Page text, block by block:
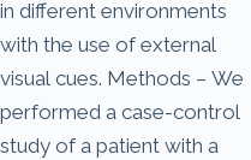
in different environments
with the use of external
visual cues. Methods – We
performed a case-control
study of a patient with a